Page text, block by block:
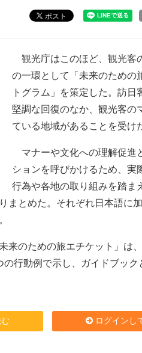
ポスト
観光庁はこのほど、観光客
の一環として「未来のための
トグラム」を策定した。訪
堅調な回復のなか、観光客の
ている地域があることを受け
マナーや文化への理解促進
ションを呼びかけるため、実
行為や各地の取り組みを踏ま
まとめた。それぞれ日本語に
来のための旅エチケット」は
行動例で示し、ガイドブック
ログインし